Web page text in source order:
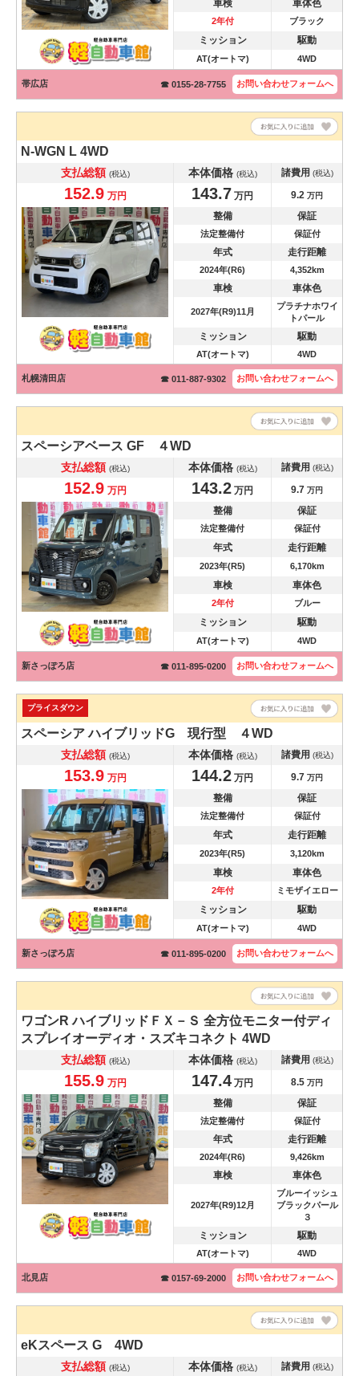
車検 車体色
2年付 ブラック
ミッション 駆動
AT(オートマ) 4WD
帯広店 ☎ 0155-28-7755 お問い合わせフォームへ
N-WGN L 4WD
支払総額 (税込) 本体価格 (税込) 諸費用 (税込)
152.9 万円 143.7 万円 9.2 万円
整備 保証
法定整備付 保証付
年式 走行距離
2024年(R6) 4,352km
車検 車体色
2027年(R9)11月
プラチナホワイ
トパール
ミッション 駆動
AT(オートマ) 4WD
札幌清田店 ☎ 011-887-9302 お問い合わせフォームへ
スペーシアベース GF ４WD
支払総額 (税込) 本体価格 (税込) 諸費用 (税込)
152.9 万円 143.2 万円 9.7 万円
整備 保証
法定整備付 保証付
年式 走行距離
2023年(R5) 6,170km
車検 車体色
2年付 ブルー
ミッション 駆動
AT(オートマ) 4WD
新さっぽろ店 ☎ 011-895-0200 お問い合わせフォームへ
プライスダウン
スペーシアハイブリッドG 現行型 ４WD
支払総額 (税込) 本体価格 (税込) 諸費用 (税込)
153.9 万円 144.2 万円 9.7 万円
整備 保証
法定整備付 保証付
年式 走行距離
2023年(R5) 3,120km
車検 車体色
2年付 ミモザイエロー
ミッション 駆動
AT(オートマ) 4WD
新さっぽろ店 ☎ 011-895-0200 お問い合わせフォームへ
ワゴンRハイブリッドＦＸ－Ｓ 全方位モニター付ディ
スプレイオーディオ・スズキコネクト 4WD
支払総額 (税込) 本体価格 (税込) 諸費用 (税込)
155.9 万円 147.4 万円 8.5 万円
整備 保証
法定整備付 保証付
年式 走行距離
2024年(R6) 9,426km
車検 車体色
2027年(R9)12月
ブルーイッシュ
ブラックパール
３
ミッション 駆動
AT(オートマ) 4WD
北見店 ☎ 0157-69-2000 お問い合わせフォームへ
eKスペース G 4WD
支払総額 (税込) 本体価格 (税込) 諸費用 (税込)